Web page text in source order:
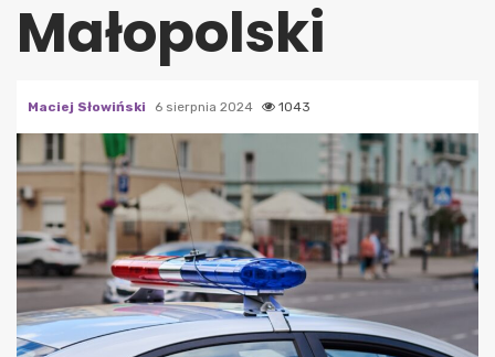
Małopolski
Maciej Słowiński 6 sierpnia 2024 1043